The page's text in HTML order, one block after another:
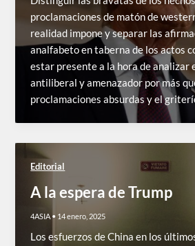
proclamaciones de matón de
realidad impone y separar las
analfabeto en taberna de los actos
estar presente a la hora de analizar
antiliberal y amenazador por más
proclamaciones absurdas y el
Editorial
A la espera de Trump
4ASIA • 14 enero, 2025
Los esfuerzos de China en los